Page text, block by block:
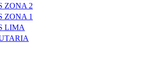
ZONA 2
ZONA 1
LIMA